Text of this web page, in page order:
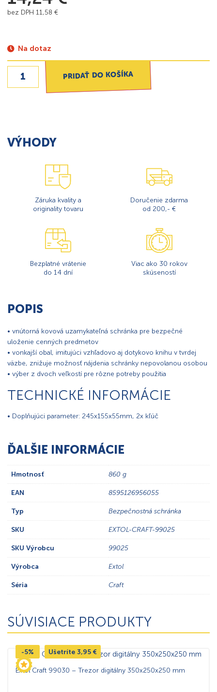
bez DPH 11,58 €
Na dotaz
PRIDAŤ DO KOŠÍKA
VÝHODY
Záruka kvality a
originality tovaru
Doručenie zdarma
od 200,- €
Bezplatné vrátenie
do 14 dní
Viac ako 30 rokov
skúseností
POPIS
• vnútorná kovová uzamykateľná schránka pre bezpečné
uloženie cenných predmetov
• vonkajší obal, imitujúci vzhľadovo aj dotykovo knihu v tvrdej
väzbe, znižuje možnosť nájdenia schránky nepovolanou osobou
• výber z dvoch veľkostí pre rôzne potreby použitia
TECHNICKÉ INFORMÁCIE
• Doplňujúci parameter: 245x155x55mm, 2x kľúč
ĎALŠIE INFORMÁCIE
Hmotnosť 860 g
EAN 8595126956055
Typ Bezpečnostná schránka
SKU EXTOL-CRAFT-99025
SKU Výrobcu 99025
Výrobca Extol
Séria Craft
SÚVISIACE PRODUKTY
-5% Ušetríte 3,95 €
Extol Craft 99030 – Trezor digitálny 350x250x250 mm